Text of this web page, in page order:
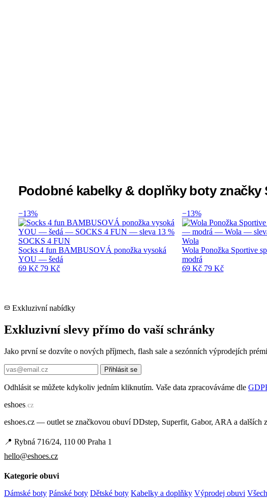
Podobné kabelky & doplňky boty značky
−13%
SOCKS 4 FUN
Socks 4 fun BAMBUSOVÁ ponožka vysoká
YOU — šedá
69 Kč 79 Kč
−13%
Wola
Wola Ponožka Sportive
modrá
69 Kč 79 Kč
Exkluzivní nabídky
Exkluzivní slevy přímo do vaší schránky
Jako první se dozvíte o nových příjmech, flash sale a sezónních výprodejích
Přihlásit se
Odhlásit se můžete kdykoliv jedním kliknutím. Vaše data zpracováváme dle
eshoes .cz
eshoes.cz — outlet se značkovou obuví DDstep, Superfit, Gabor, ARA a
📍 Rybná 716/24, 110 00 Praha 1
hello@eshoes.cz
Kategorie obuvi
Dámské boty Pánské boty Dětské boty Kabelky a doplňky Výprodej obuvi